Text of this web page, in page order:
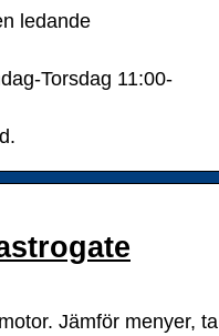
ledande
Torsdag 11:00-
Jämför menyer, ta